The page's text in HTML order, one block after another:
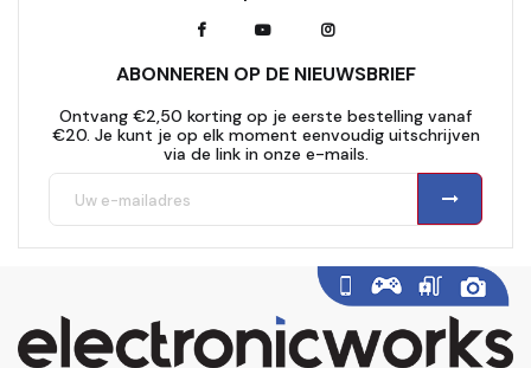
ABONNEREN OP DE NIEUWSBRIEF
Ontvang €2,50 korting op je eerste bestelling vanaf
€20. Je kunt je op elk moment eenvoudig uitschrijven
via de link in onze e-mails.